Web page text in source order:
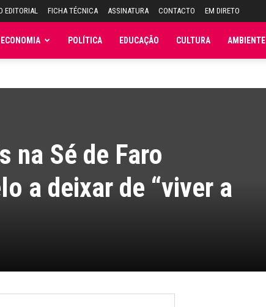
EDITORIAL FICHA TÉCNICA ASSINATURA CONTACTO EM DIRETO
ECONOMIA POLÍTICA EDUCAÇÃO CULTURA AMBIENTE
na Sé de Faro
a deixar de “viver a